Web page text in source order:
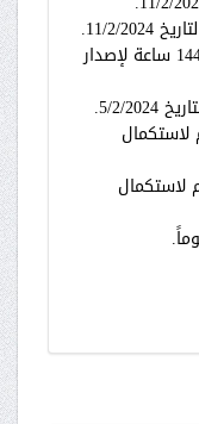
2024.
•جهاد خليل براقع، مدد اعتقاله لمدة 144 ساعة لإصدار
مدد اعتقاله لمدة 9 أيام لاستكمال
مدد اعتقاله لمدة 9 أيام لاستكمال